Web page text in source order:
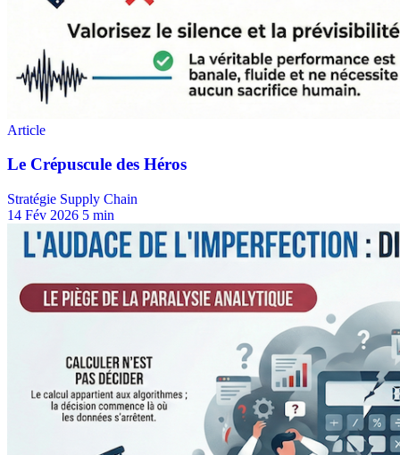
Stratégie Supply Chain
14 Fév 2026 5 min